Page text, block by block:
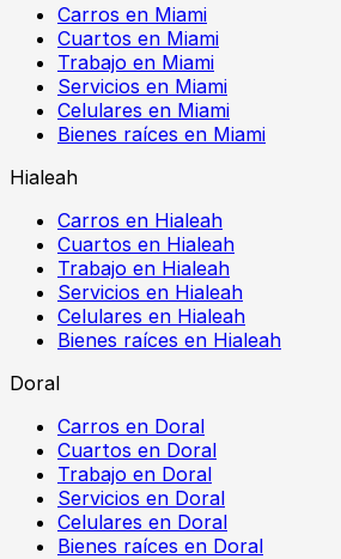
Carros en Miami
Cuartos en Miami
Trabajo en Miami
Servicios en Miami
Celulares en Miami
Bienes raíces en Miami
Hialeah
Carros en Hialeah
Cuartos en Hialeah
Trabajo en Hialeah
Servicios en Hialeah
Celulares en Hialeah
Bienes raíces en Hialeah
Doral
Carros en Doral
Cuartos en Doral
Trabajo en Doral
Servicios en Doral
Celulares en Doral
Bienes raíces en Doral